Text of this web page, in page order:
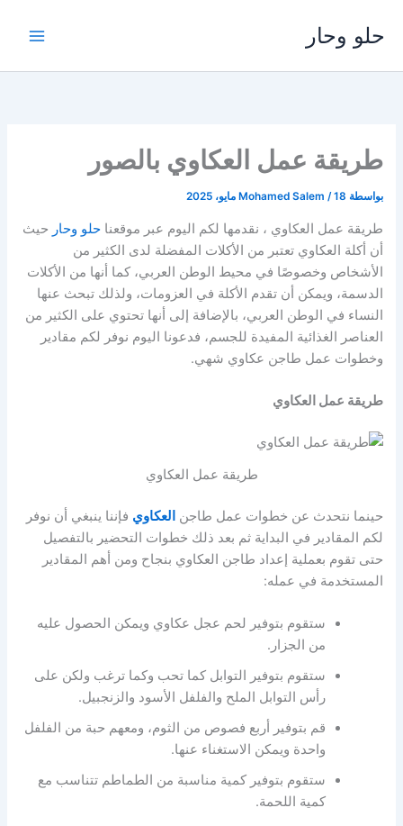
المحتوى
حلو وحار
طريقة عمل العكاوي بالصور
بواسطة Mohamed Salem /18 مايو، 2025
طريقة عمل العكاوي ، نقدمها لكم اليوم عبر موقعناحلو وحار حيث
أن أكلة العكاوي تعتبر من الأكلات المفضلة لدى الكثير من
الأشخاص وخصوصًا في محيط الوطن العربي، كما أنها من الأكلات
الدسمة، ويمكن أن تقدم الأكلة في العزومات، ولذلك تبحث عنها
النساء في الوطن العربي، بالإضافة إلى أنها تحتوي على الكثير من
العناصر الغذائية المفيدة للجسم، فدعونا اليوم نوفر لكم مقادير
وخطوات عمل طاجن عكاوي شهي.
طريقة عمل العكاوي
طريقة عمل العكاوي
حينما نتحدث عن خطوات عمل طاجن العكاوي فإننا ينبغي أن نوفر
لكم المقادير في البداية ثم بعد ذلك خطوات التحضير بالتفصيل
حتى تقوم بعملية إعداد طاجن العكاوي بنجاح ومن أهم المقادير
المستخدمة في عمله:
ستقوم بتوفير لحم عجل عكاوي ويمكن الحصول عليه
من الجزار.
ستقوم بتوفير التوابل كما تحب وكما ترغب ولكن على
رأس التوابل الملح والفلفل الأسود والزنجبيل.
قم بتوفير أربع فصوص من الثوم، ومعهم حبة من الفلفل
واحدة ويمكن الاستغناء عنها.
ستقوم بتوفير كمية مناسبة من الطماطم تتناسب مع
كمية اللحمة.